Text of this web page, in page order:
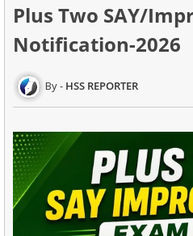
Plus Two SAY/
Notification-2026
HSS REPORTER